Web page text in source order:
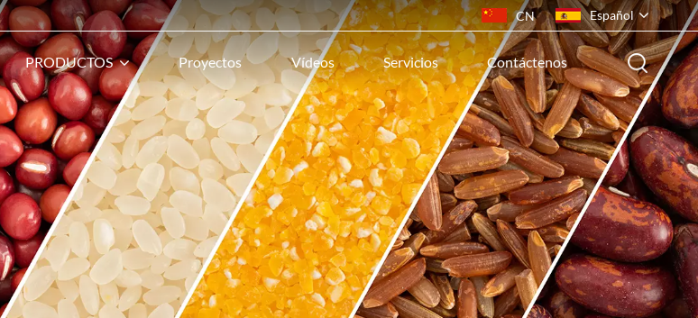
CN Español
English
français
русский
español
português
ไทย
PRODUCTOS Proyectos Vídeos Servicios Contáctenos